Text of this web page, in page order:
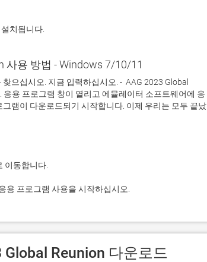
치됩니다.
사용 방법 - Windows 7/10/11
으십시오. 지금 입력하십시오. -  AAG 2023 Global
용 프로그램 창이 열리고 에뮬레이터 소프트웨어에 응
램이 다운로드되기 시작합니다. 이제 우리는 모두 끝났
용 프로그램 사용을 시작하십시오.
Reunion 다운로드